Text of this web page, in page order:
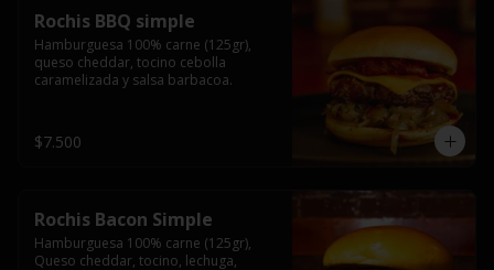
Rochis BBQ simple
Hamburguesa 100% carne (125gr),
queso cheddar, tocino cebolla
caramelizada y salsa barbacoa.
$7.500
Rochis Bacon Simple
Hamburguesa 100% carne (125gr),
Queso cheddar, tocino, lechuga,